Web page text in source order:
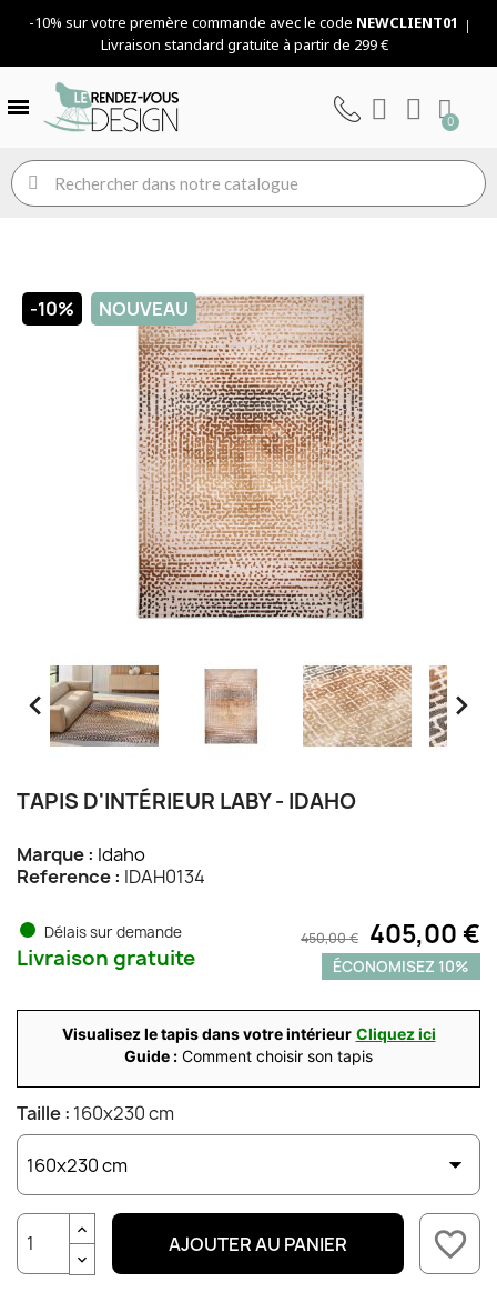
-10% sur votre premère commande avec le code NEWCLIENT01
Livraison standard gratuite à partir de 299 €
-10% NOUVEAU
 
TAPIS D'INTÉRIEUR LABY - IDAHO
Marque : Idaho
Reference : IDAH0134
Délais sur demande 405,00 €
450,00 €
ÉCONOMISEZ 10%
Livraison gratuite
Visualisez le tapis dans votre intérieur Cliquez ici
Guide : Comment choisir son tapis
Taille : 160x230 cm
AJOUTER AU PANIER favorite_border